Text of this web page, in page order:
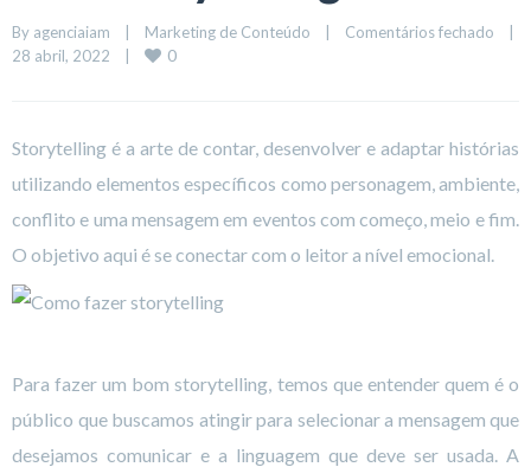
By agenciaiam Marketing de Conteúdo Comentários fechado
28 abril, 2022
0
Storytelling é a arte de contar, desenvolver e adaptar histórias
utilizando elementos específicos como personagem, ambiente,
conflito e uma mensagem em eventos com começo, meio e fim.
O objetivo aqui é se conectar com o leitor a nível emocional.
Para fazer um bom storytelling, temos que entender quem é o
público que buscamos atingir para selecionar a mensagem que
desejamos comunicar e a linguagem que deve ser usada. A